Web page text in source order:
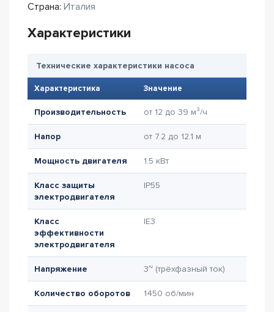
Страна: Италия
Характеристики
Технические характеристики насоса
Характеристика Значение
Производительность от 12 до 39 м³/ч
Напор от 7.2 до 12.1 м
Мощность двигателя 1.5 кВт
Класс защиты
электродвигателя
IP55
Класс
эффективности
электродвигателя
IE3
Напряжение 3~ (трёхфазный ток)
Количество оборотов 1450 об/мин